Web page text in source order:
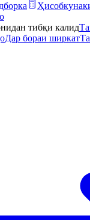
тибқи калид
Дар бораи ширкат